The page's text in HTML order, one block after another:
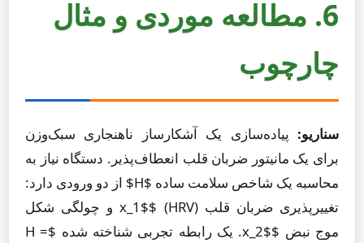
6. مطالعه موردی و مثال
چارچوب
سناریو: پیاده‌سازی یک آشکارساز ناهنجاری سبک‌وزن
برای یک مانیتور ضربان قلب انعطاف‌پذیر. دستگاه نیاز به
محاسبه یک شاخص سلامت ساده $H$ از دو ورودی دارد:
تغییرپذیری ضربان قلب (HRV) $x_1$ و چولگی شکل
موج نبض $x_2$. یک رابطه تجربی شناخته شده $H =